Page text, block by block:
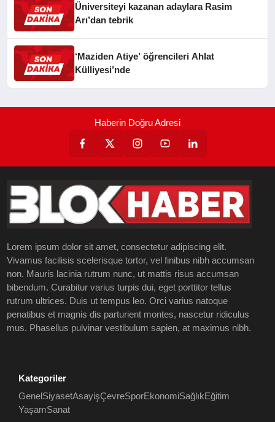
Üniversiteyi kazanan adaylara Rasim
Arı’dan tebrik
‘Maziden Atiye’ öğrencileri Ahlat
Külliyesi’nde
Haberin Doğru Adresi
Lorem ipsum dolor sit amet, consectetur adipiscing elit.
Vivamus facilisis scelerisque tortor, vel finibus nibh accumsan
non. Mauris lacinia rutrum nunc, ut mattis risus accumsan
bibendum. Curabitur varius turpis dui, eget porttitor tellus
rutrum ultrices. Duis ut tempus leo. Orci varius natoque
penatibus et magnis dis parturient montes, nascetur ridiculus
mus. Phasellus pulvinar vestibulum sapien, at maximus nibh.
Kategoriler
Genel SiyasetAsayişÇevreSporEkonomiSağlıkEğitim
YaşamSanat